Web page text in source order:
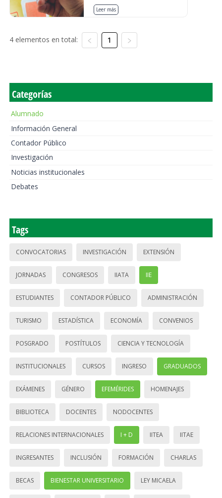
Leer más
4 elementos en total: 1
Categorías
Alumnado
Información General
Contador Público
Investigación
Noticias institucionales
Debates
Tags
CONVOCATORIAS INVESTIGACIÓN EXTENSIÓN
JORNADAS CONGRESOS IIATA IIE
ESTUDIANTES CONTADOR PÚBLICO ADMINISTRACIÓN
TURISMO ESTADÍSTICA ECONOMÍA CONVENIOS
POSGRADO POSTÍTULOS CIENCIA Y TECNOLOGÍA
INSTITUCIONALES CURSOS INGRESO GRADUADOS
EXÁMENES GÉNERO EFEMÉRIDES HOMENAJES
BIBLIOTECA DOCENTES NODOCENTES
RELACIONES INTERNACIONALES I + D IITEA IITAE
INGRESANTES INCLUSIÓN FORMACIÓN CHARLAS
BECAS BIENESTAR UNIVERSITARIO LEY MICAELA